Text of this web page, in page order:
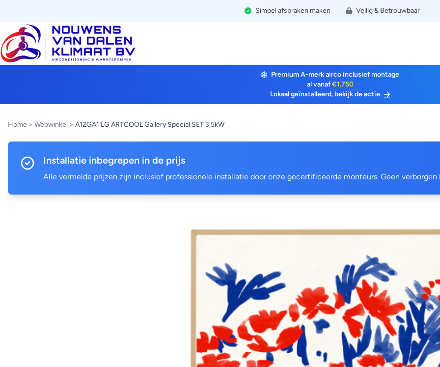
Simpel afspraken maken Veilig & Betrouwbaar
Premium A-merk airco inclusief montage
al vanaf€1.750
Lokaal geïnstalleerd, bekijk de actie
Home > Webwinkel > A12GA1 LG ARTCOOL Gallery Special SET 3,5kW
Installatie inbegrepen in de prijs
Alle vermelde prijzen zijn inclusief professionele installatie door onze gecertificeerde monteurs. Geen verborgen